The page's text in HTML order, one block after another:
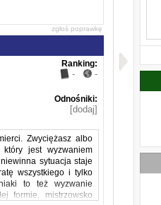
zgłoś poprawkę
Ranking:
- -
Odnośniki:
[dodaj]
Zwyciężasz albo
jest wyzwaniem
sytuacja staje
wszystkiego i tylko
to też wyzwanie
formie, mistrzowsko